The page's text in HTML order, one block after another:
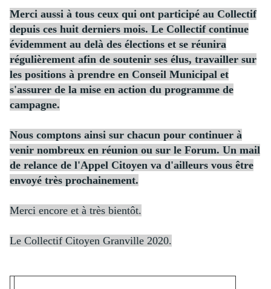
Merci aussi à tous ceux qui ont participé au Collectif
depuis ces huit derniers mois. Le Collectif continue
évidemment au delà des élections et se réunira
régulièrement afin de soutenir ses élus, travailler sur
les positions à prendre en Conseil Municipal et
s'assurer de la mise en action du programme de
campagne.
Nous comptons ainsi sur chacun pour continuer à
venir nombreux en réunion ou sur le Forum. Un mail
de relance de l'Appel Citoyen va d'ailleurs vous être
envoyé très prochainement.
Merci encore et à très bientôt.
Le Collectif Citoyen Granville 2020.